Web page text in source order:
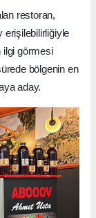
restoran,
erişilebilirliğiyle
ilgi görmesi
bölgenin en
aday.